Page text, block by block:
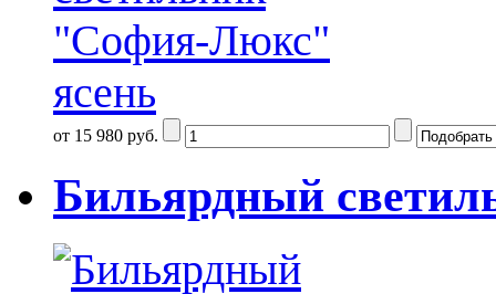
от 15 980 руб.
Бильярдный